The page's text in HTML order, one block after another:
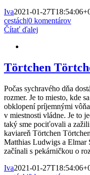
Iva2021-01-
cestách|0 komentárov
Čítať ďalej
Törtchen
Počas sychravého dňa
rozmer. Je to miesto, kde
obklopení príjemnými
v miestnosti vládne. Je to
taký sme pociťovali a
kaviareň Törtchen
Matthias Ludwigs a Elmar
začínali s pekárničkou o
Iva2021-01-